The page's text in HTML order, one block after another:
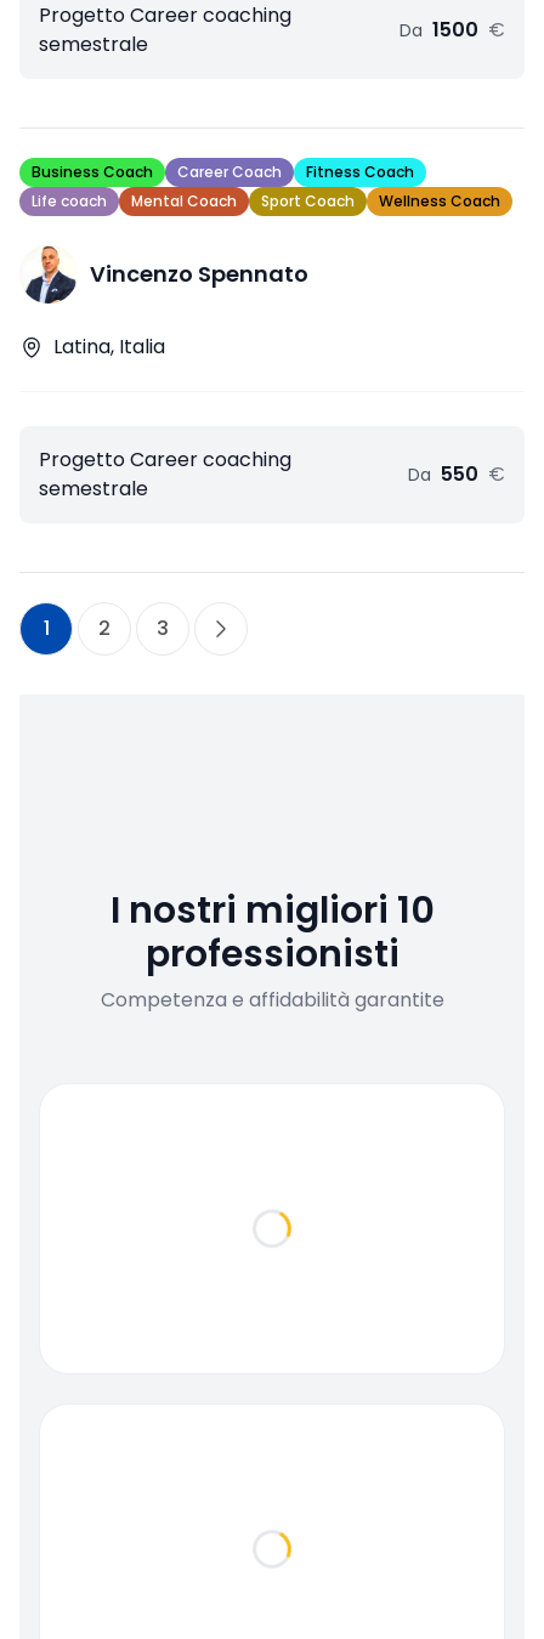
Progetto Career coaching
semestrale
Da 1500 €
Business Coach Career Coach
Fitness Coach
Life coach
Mental Coach Sport Coach Wellness Coach
Vincenzo Spennato
Latina, Italia
Progetto Career coaching
semestrale
Da 550 €
1 2 3
I nostri migliori 10
professionisti
Competenza e affidabilità garantite
Loading...
Loading...